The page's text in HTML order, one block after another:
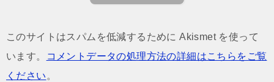
このサイトはスパムを低減するために Akismet を使って
います。
コメントデータの処理方法の詳細はこちらをご覧
ください。